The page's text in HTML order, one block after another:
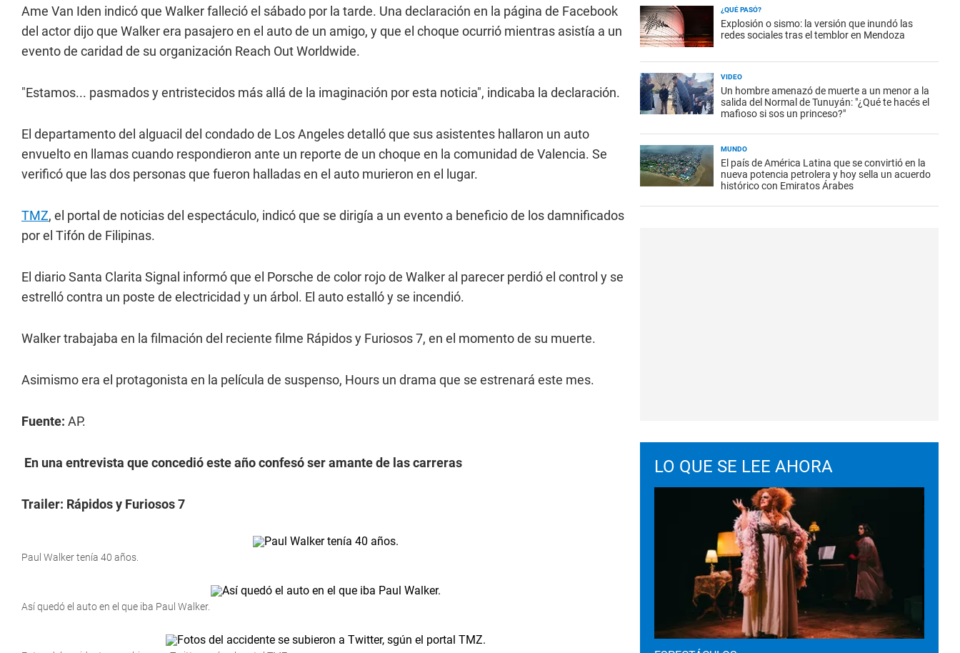
Ame Van Iden indicó que Walker falleció el sábado por la tarde. Una declaración en la página de Facebook
del actor dijo que Walker era pasajero en el auto de un amigo, y que el choque ocurrió mientras asistía a un
evento de caridad de su organización Reach Out Worldwide.
"Estamos... pasmados y entristecidos más allá de la imaginación por esta noticia", indicaba la declaración.
El departamento del alguacil del condado de Los Angeles detalló que sus asistentes hallaron un auto
envuelto en llamas cuando respondieron ante un reporte de un choque en la comunidad de Valencia. Se
verificó que las dos personas que fueron halladas en el auto murieron en el lugar.
TMZ, el portal de noticias del espectáculo, indicó que se dirigía a un evento a beneficio de los damnificados
por el Tifón de Filipinas.
El diario Santa Clarita Signal informó que el Porsche de color rojo de Walker al parecer perdió el control y se
estrelló contra un poste de electricidad y un árbol. El auto estalló y se incendió.
Walker trabajaba en la filmación del reciente filme Rápidos y Furiosos 7, en el momento de su muerte.
Asimismo era el protagonista en la película de suspenso, Hours un drama que se estrenará este mes.
Fuente: AP.
En una entrevista que concedió este año confesó ser amante de las carreras
Trailer: Rápidos y Furiosos 7
Paul Walker tenía 40 años.
Así quedó el auto en el que iba Paul Walker.
¿QUÉ PASÓ?
Explosión o sismo: la versión que inundó las
redes sociales tras el temblor en Mendoza
VIDEO
Un hombre amenazó de muerte a un menor a la
salida del Normal de Tunuyán: "¿Qué te hacés el
mafioso si sos un princeso?"
MUNDO
El país de América Latina que se convirtió en la
nueva potencia petrolera y hoy sella un acuerdo
histórico con Emiratos Árabes
LO QUE SE LEE AHORA